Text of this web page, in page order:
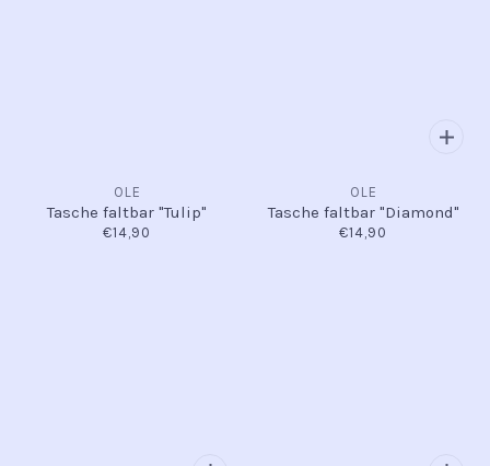
OLE
Tasche faltbar "Tulip"
€14,90
OLE
Tasche faltbar "Diamond"
€14,90